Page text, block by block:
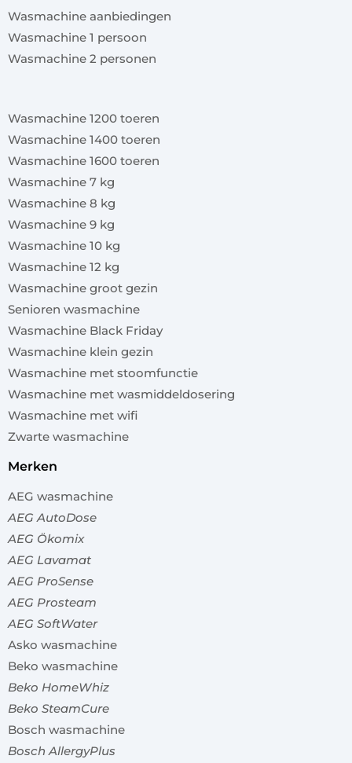
Wasmachine aanbiedingen
Wasmachine 1 persoon
Wasmachine 2 personen
Wasmachine 1200 toeren
Wasmachine 1400 toeren
Wasmachine 1600 toeren
Wasmachine 7 kg
Wasmachine 8 kg
Wasmachine 9 kg
Wasmachine 10 kg
Wasmachine 12 kg
Wasmachine groot gezin
Senioren wasmachine
Wasmachine Black Friday
Wasmachine klein gezin
Wasmachine met stoomfunctie
Wasmachine met wasmiddeldosering
Wasmachine met wifi
Zwarte wasmachine
merken
AEG wasmachine
AEG AutoDose
AEG Ökomix
AEG Lavamat
AEG ProSense
AEG Prosteam
AEG SoftWater
Asko wasmachine
Beko wasmachine
Beko HomeWhiz
Beko SteamCure
Bosch wasmachine
Bosch AllergyPlus